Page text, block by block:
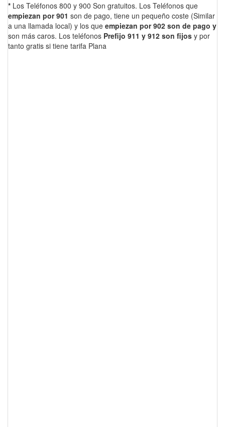
* Los Teléfonos 800 y 900 Son gratuitos. Los Teléfonos que
empiezan por 901 son de pago, tiene un pequeño coste (Similar
a una llamada local) y los que empiezan por 902 son de pago y
son más caros. Los teléfonos Prefijo 911 y 912 son fijos y por
tanto gratis si tiene tarifa Plana